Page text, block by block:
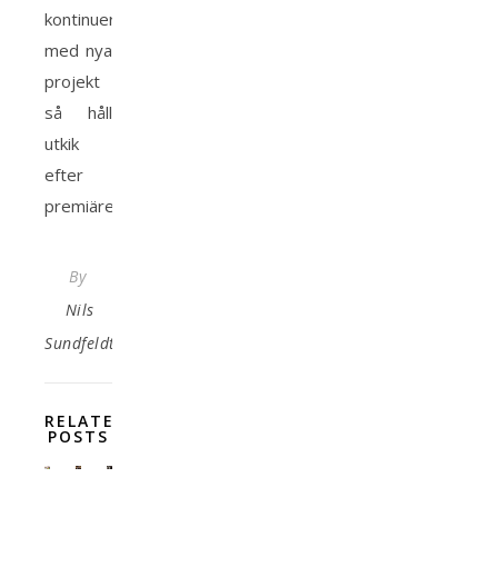
kontinuerligt
med nya
projekt
så håll
utkik
efter
premiärerna!
By
Nils
Sundfeldt
RELATED
POSTS